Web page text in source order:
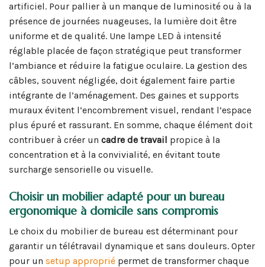
artificiel. Pour pallier à un manque de luminosité ou à la
présence de journées nuageuses, la lumière doit être
uniforme et de qualité. Une lampe LED à intensité
réglable placée de façon stratégique peut transformer
l’ambiance et réduire la fatigue oculaire. La gestion des
câbles, souvent négligée, doit également faire partie
intégrante de l’aménagement. Des gaines et supports
muraux évitent l’encombrement visuel, rendant l’espace
plus épuré et rassurant. En somme, chaque élément doit
contribuer à créer un cadre de travail propice à la
concentration et à la convivialité, en évitant toute
surcharge sensorielle ou visuelle.
Choisir un mobilier adapté pour un bureau
ergonomique à domicile sans compromis
Le choix du mobilier de bureau est déterminant pour
garantir un télétravail dynamique et sans douleurs. Opter
pour un setup approprié permet de transformer chaque